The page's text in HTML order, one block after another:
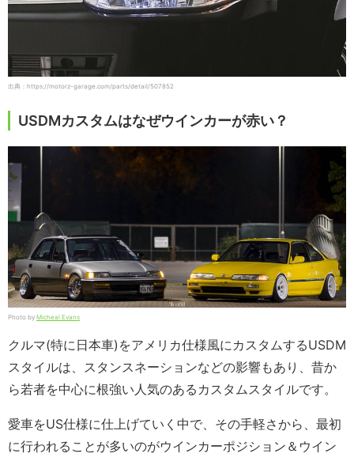
出典：https://motorz-garage.com/parts/detail/507852
USDMカスタムはなぜウインカーが赤い？
Photo by Micheal Evans
クルマ(特に日本車)をアメリカ仕様風にカスタムするUSDM
スタイルは、スタンスネーションなどの影響もあり、昔か
ら若者を中心に根強い人気のあるカスタムスタイルです。
愛車をUS仕様に仕上げていく中で、その手軽さから、最初
に行われることが多いのがウインカーポジション＆ウイン